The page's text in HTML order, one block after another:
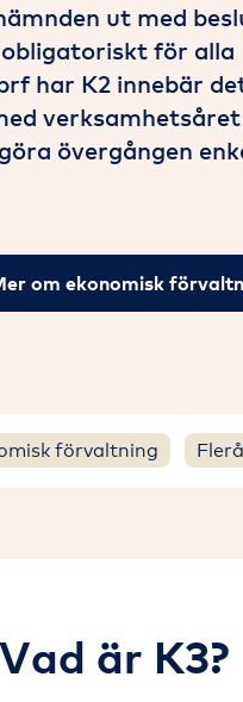
ut med
för alla
har K2 innebär
övergången
om ekonomisk
förvaltning
Vad är K3?